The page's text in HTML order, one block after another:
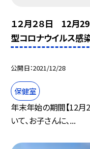
１２月２８日 12月
型コロナウイルス感
公開日 2021/12/28
保健室
年末年始の期間【12
いて、お子さんに、...